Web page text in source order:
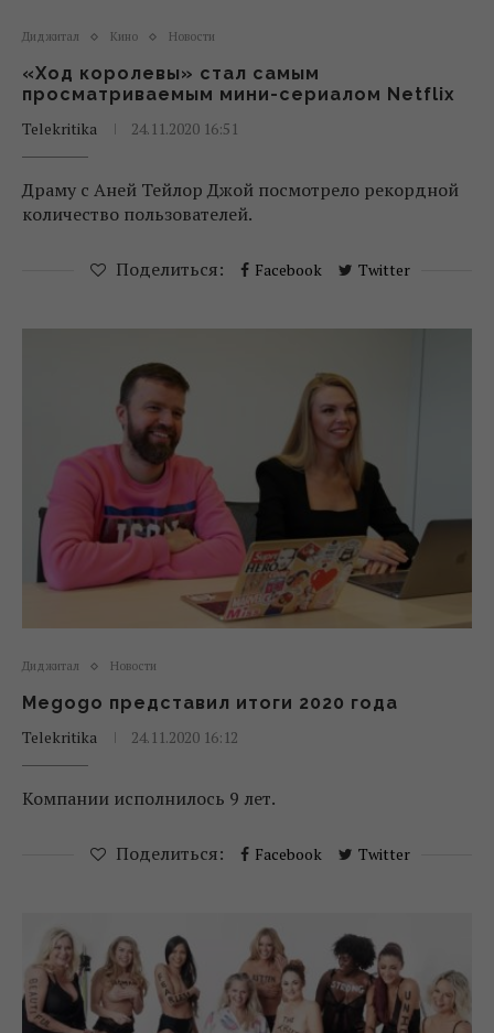
Диджитал Кино Новости
«Ход королевы» стал самым
просматриваемым мини-сериалом Netflix
Telekritika
24.11.2020 16:51
Драму с Аней Тейлор Джой посмотрело рекордной
количество пользователей.
Поделиться: Facebook Twitter
Диджитал Новости
Megogo представил итоги 2020 года
Telekritika
24.11.2020 16:12
Компании исполнилось 9 лет.
Поделиться: Facebook Twitter